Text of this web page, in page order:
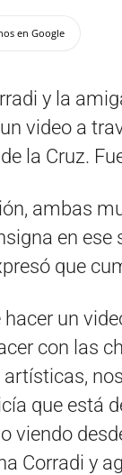
en Google
y la
video a
la Cruz.
ambas
en
que
un
con las
que está
viendo
Corradi y